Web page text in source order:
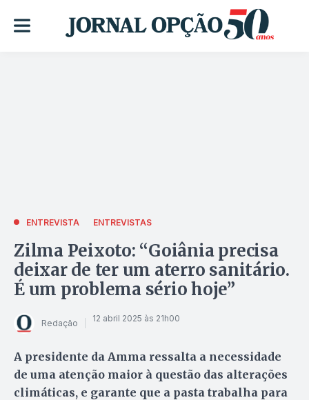
ENTREVISTA ENTREVISTAS
Zilma Peixoto: “Goiânia precisa
deixar de ter um aterro sanitário.
É um problema sério hoje”
Redação 12 abril 2025 às 21h00
A presidente da Amma ressalta a necessidade
de uma atenção maior à questão das alterações
climáticas, e garante que a pasta trabalha para